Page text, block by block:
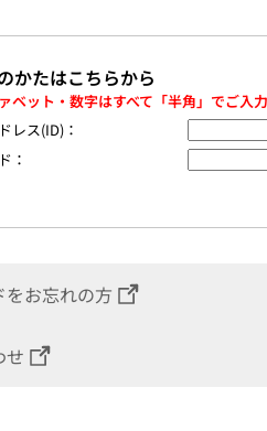
かたはこちらから
ベット・数字はすべて「半角」でご入力
レス(ID)：
：
をお忘れの方
せ